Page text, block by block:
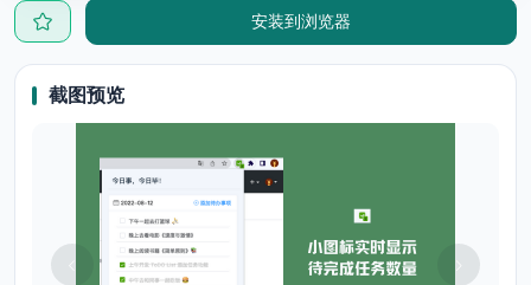
安装到浏览器
截图预览